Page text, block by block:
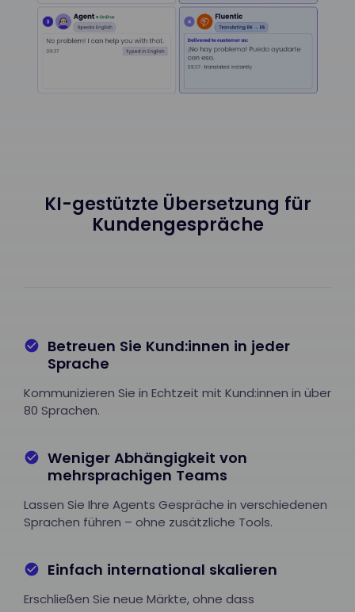
KI-gestützte Übersetzung für
Kundengespräche
Betreuen Sie Kund:innen in jeder
Sprache
Kommunizieren Sie in Echtzeit mit Kund:innen in über
80 Sprachen.
Weniger Abhängigkeit von
mehrsprachigen Teams
Lassen Sie Ihre Agents Gespräche in verschiedenen
Sprachen führen – ohne zusätzliche Tools.
Einfach international skalieren
Erschließen Sie neue Märkte, ohne dass